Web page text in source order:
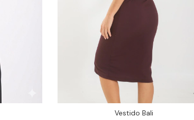
Vestido Bali